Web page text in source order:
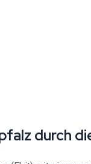
durch